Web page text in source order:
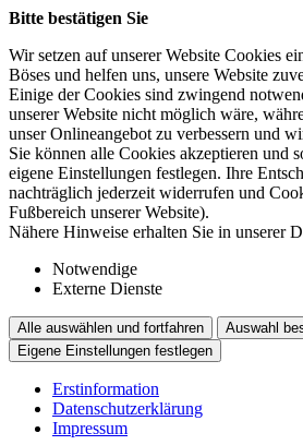
Bitte bestätigen Sie
Wir setzen auf unserer Website Cookies
Böses und helfen uns, unsere Website
Einige der Cookies sind zwingend
unserer Website nicht möglich wäre,
unser Onlineangebot zu verbessern und
Sie können alle Cookies akzeptieren und
eigene Einstellungen festlegen. Ihre
nachträglich jederzeit widerrufen und
Fußbereich unserer Website).
Nähere Hinweise erhalten Sie in unserer
Notwendige
Externe Dienste
Alle auswählen und fortfahren
Auswahl
Eigene Einstellungen festlegen
Erstinformation
Datenschutzerklärung
Impressum